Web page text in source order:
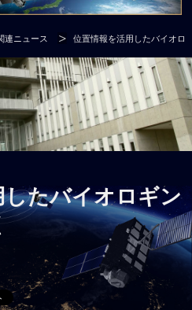
連ニュース 位置情報を活用したバイオロ
したバイオロギン